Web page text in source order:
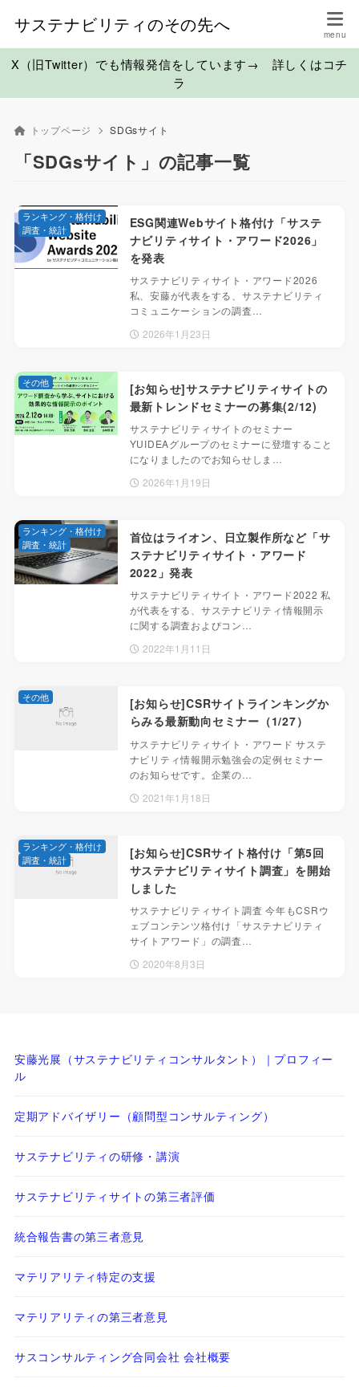
サステナビリティのその先へ
X（旧Twitter）でも情報発信をしています→ 詳しくはコチ
ラ
トップページ SDGsサイト
「SDGsサイト」の記事一覧
ESG関連Webサイト格付け「サステ
ナビリティサイト・アワード2026」
を発表
サステナビリティサイト・アワード2026
私、安藤が代表をする、サステナビリティ
コミュニケーションの調査…
2026年1月23日
ランキング・格付け
調査・統計
[お知らせ]サステナビリティサイトの
最新トレンドセミナーの募集(2/12)
サステナビリティサイトのセミナー
YUIDEAグループのセミナーに登壇すること
になりましたのでお知らせしま…
2026年1月19日
その他
首位はライオン、日立製作所など「サ
ステナビリティサイト・アワード
2022」発表
サステナビリティサイト・アワード2022 私
が代表をする、サステナビリティ情報開示
に関する調査およびコン…
2022年1月11日
ランキング・格付け
調査・統計
[お知らせ]CSRサイトラインキングか
らみる最新動向セミナー（1/27）
サステナビリティサイト・アワード サステ
ナビリティ情報開示勉強会の定例セミナー
のお知らせです。企業の…
2021年1月18日
その他
[お知らせ]CSRサイト格付け「第5回
サステナビリティサイト調査」を開始
しました
サステナビリティサイト調査 今年もCSRウ
ェブコンテンツ格付け「サステナビリティ
サイトアワード」の調査…
2020年8月3日
ランキング・格付け
調査・統計
安藤光展（サステナビリティコンサルタント）｜プロフィー
ル
定期アドバイザリー（顧問型コンサルティング）
サステナビリティの研修・講演
サステナビリティサイトの第三者評価
統合報告書の第三者意見
マテリアリティ特定の支援
マテリアリティの第三者意見
サスコンサルティング合同会社 会社概要